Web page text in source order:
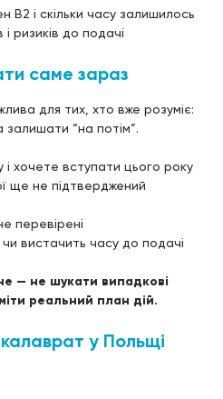
B2 і скільки часу залишилось
ризиків до подачі
саме зараз
для тих, хто вже розуміє:
“на потім”.
і хочете вступати цього року
ще не підтверджений
перевірені
вистачить часу до подачі
— не шукати випадкові
реальний план дій.
у Польщі